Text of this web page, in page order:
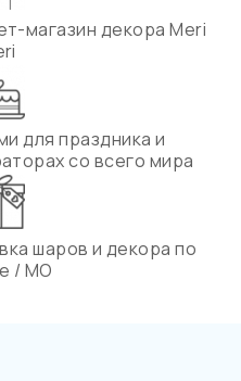
магазин декора Meri
для праздника и
со всего мира
шаров и декора по
/ МО